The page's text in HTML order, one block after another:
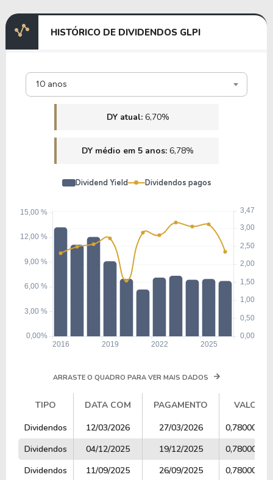
HISTÓRICO DE DIVIDENDOS GLPI
10 anos
DY atual: 6,70%
DY médio em 5 anos: 6,78%
Dividend Yield Dividendos pagos
ARRASTE O QUADRO PARA VER MAIS DADOS
TIPO DATA COM PAGAMENTO
VALOR
TIPO
DATA COM PAGAMENTO VALOR
Dividendos 12/03/2026 27/03/2026
0,78000000
Dividendos
04/12/2025 19/12/2025
0,78000000
Dividendos
11/09/2025 26/09/2025
0,78000000